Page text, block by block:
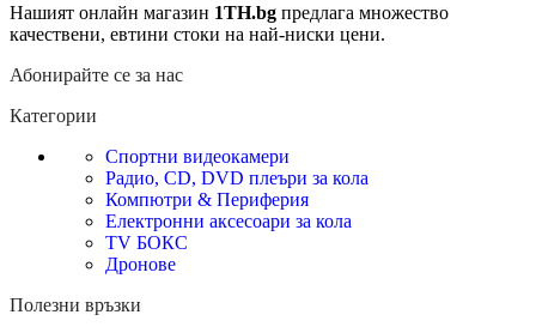
Нашият онлайн магазин 1TH.bg предлага множество
качествени, евтини стоки на най-ниски цени.
Абонирайте се за нас
Категории
Спортни видеокамери
Радио, CD, DVD плеъри за кола
Компютри & Периферия
Електронни аксесоари за кола
TV БОКС
Дронове
Полезни връзки